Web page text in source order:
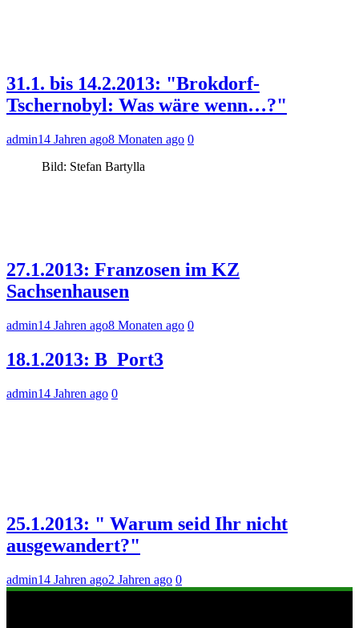
31.1. bis 14.2.2013: "Brokdorf-
Tschernobyl: Was wäre wenn…?"
admin14 Jahren ago8 Monaten ago 0
Bild: Stefan Bartylla
27.1.2013: Franzosen im KZ
Sachsenhausen
admin14 Jahren ago8 Monaten ago 0
18.1.2013: B_Port3
admin14 Jahren ago 0
25.1.2013: " Warum seid Ihr nicht
ausgewandert?"
admin14 Jahren ago2 Jahren ago 0